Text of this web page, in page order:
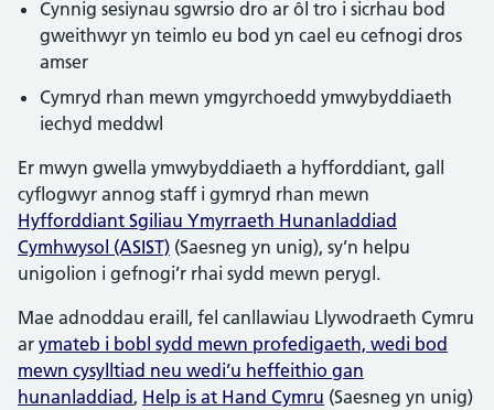
Cynnig sesiynau sgwrsio dro ar ôl tro i sicrhau bod
gweithwyr yn teimlo eu bod yn cael eu cefnogi dros
amser
Cymryd rhan mewn ymgyrchoedd ymwybyddiaeth
iechyd meddwl
Er mwyn gwella ymwybyddiaeth a hyfforddiant, gall
cyflogwyr annog staff i gymryd rhan mewn
Hyfforddiant Sgiliau Ymyrraeth Hunanladdiad
Cymhwysol (ASIST) (Saesneg yn unig), sy’n helpu
unigolion i gefnogi’r rhai sydd mewn perygl.
Mae adnoddau eraill, fel canllawiau Llywodraeth Cymru
ar ymateb i bobl sydd mewn profedigaeth, wedi bod
mewn cysylltiad neu wedi’u heffeithio gan
hunanladdiad , Help is at Hand Cymru (Saesneg yn unig)